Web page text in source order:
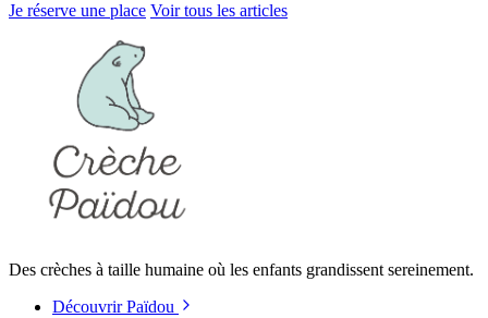
Je réserve une place Voir tous les articles
Des crèches à taille humaine où les enfants grandissent sereinement.
Découvrir Païdou